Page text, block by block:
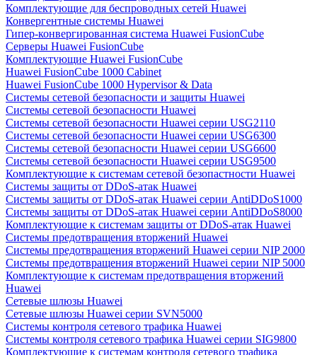
Комплектующие для беспроводных сетей Huawei
Конвергентные системы Huawei
Гипер-конвергированная система Huawei FusionCube
Серверы Huawei FusionCube
Комплектующие Huawei FusionCube
Huawei FusionCube 1000 Cabinet
Huawei FusionCube 1000 Hypervisor & Data
Системы сетевой безопасности и защиты Huawei
Системы сетевой безопасности Huawei
Системы сетевой безопасности Huawei серии USG2110
Системы сетевой безопасности Huawei серии USG6300
Системы сетевой безопасности Huawei серии USG6600
Системы сетевой безопасности Huawei серии USG9500
Комплектующие к системам сетевой безопастности Huawei
Системы защиты от DDoS-атак Huawei
Системы защиты от DDoS-атак Huawei серии AntiDDoS1000
Системы защиты от DDoS-атак Huawei серии AntiDDoS8000
Комплектующие к системам защиты от DDoS-атак Huawei
Системы предотвращения вторжений Huawei
Системы предотвращения вторжений Huawei серии NIP 2000
Системы предотвращения вторжений Huawei серии NIP 5000
Комплектующие к системам предотвращения вторжений
Huawei
Сетевые шлюзы Huawei
Сетевые шлюзы Huawei серии SVN5000
Системы контроля сетевого трафика Huawei
Системы контроля сетевого трафика Huawei серии SIG9800
Комплектующие к системам контроля сетевого трафика